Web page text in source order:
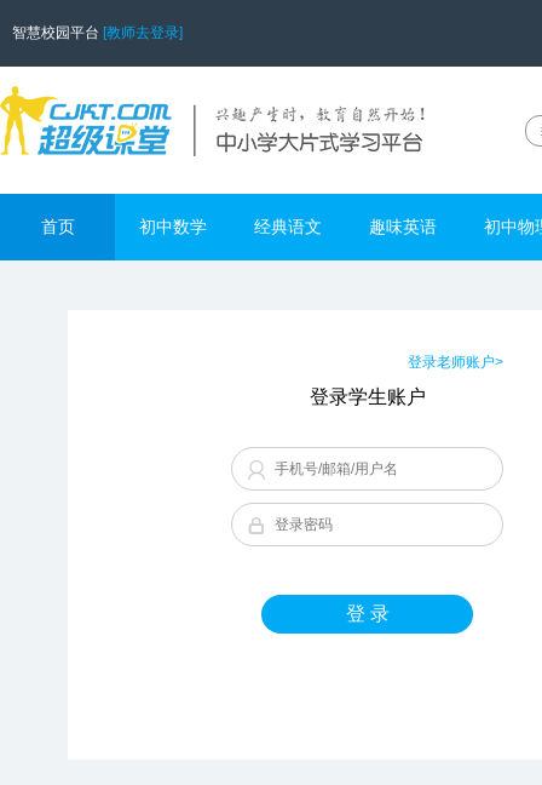
智慧校园平台 [教师去登录]
首页 初中数学 经典语文 趣味英语 初中物
登录老师账户>
登录学生账户
登 录